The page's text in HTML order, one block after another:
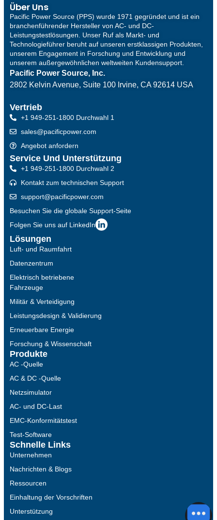
Über Uns
Pacific Power Source (PPS) wurde 1971 gegründet und ist ein
branchenführender Hersteller von AC- und DC-
Leistungstestlösungen. Unser Ruf als Markt- und
Technologieführer beruht auf unseren erstklassigen Produkten,
unserem Engagement in Forschung und Entwicklung und
unserem außergewöhnlichen weltweiten Kundensupport.
Pacific Power Source, Inc.
2802 Kelvin Avenue, Suite 100 Irvine, CA 92614 USA
Lösungen
Luft- und Raumfahrt
Datenzentrum
Elektrisch betriebene
Fahrzeuge
Militär & Verteidigung
Leistungsdesign & Validierung
Erneuerbare Energie
Forschung & Wissenschaft
Produkte
AC -Quelle
AC & DC -Quelle
Netzsimulator
AC- und DC-Last
EMC-Konformitätstest
Test-Software
Schnelle Links
Unternehmen
Nachrichten & Blogs
Ressourcen
Einhaltung der Vorschriften
Unterstützung
Vertrieb
+1 949-251-1800 Durchwahl 1
sales@pacificpower.com
Angebot anfordern
Service Und Unterstützung
+1 949-251-1800 Durchwahl 2
Kontakt zum technischen Support
support@pacificpower.com
Besuchen Sie die globale Support-Seite
Folgen Sie uns auf LinkedIn